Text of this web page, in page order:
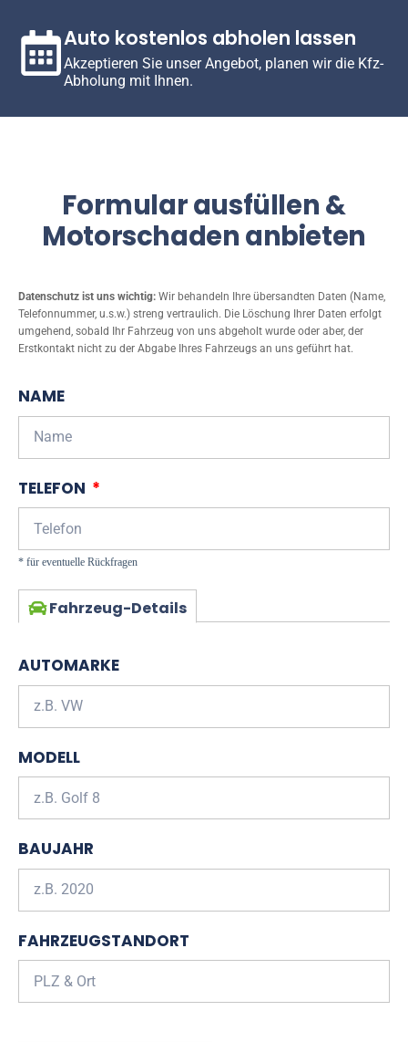
Auto kostenlos abholen lassen
Akzeptieren Sie unser Angebot, planen wir die Kfz-
Abholung mit Ihnen.
Formular ausfüllen &
Motorschaden anbieten
Datenschutz ist uns wichtig: Wir behandeln Ihre übersandten Daten (Name,
Telefonnummer, u.s.w.) streng vertraulich. Die Löschung Ihrer Daten erfolgt
umgehend, sobald Ihr Fahrzeug von uns abgeholt wurde oder aber, der
Erstkontakt nicht zu der Abgabe Ihres Fahrzeugs an uns geführt hat.
NAME
TELEFON
Fahrzeug-Details
AUTOMARKE
MODELL
BAUJAHR
FAHRZEUGSTANDORT